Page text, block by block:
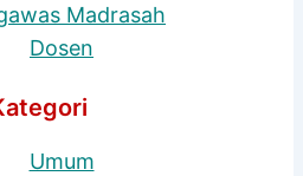
Madrasah
Dosen
Umum